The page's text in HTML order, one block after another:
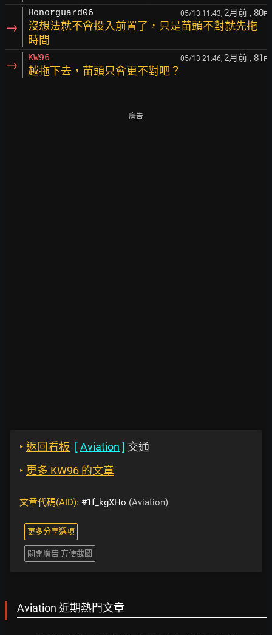
→
Honorguard06 05/13 11:43, 2月前 , 80F
沒想法就不會投入前置了，只是苗頭不對就先拖
時間
→ KW96 05/13 21:46, 2月前 , 81 F
越拖下去，苗頭只會更不對吧？
廣告
‣ 返回看板 [Aviation ] 交通
‣ 更多 KW96 的文章
文章代碼(AID): #1f_kgXHo (Aviation)
更多分享選項
關閉廣告 方便截圖
Aviation 近期熱門文章